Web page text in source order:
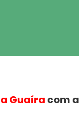
Guaíra com a